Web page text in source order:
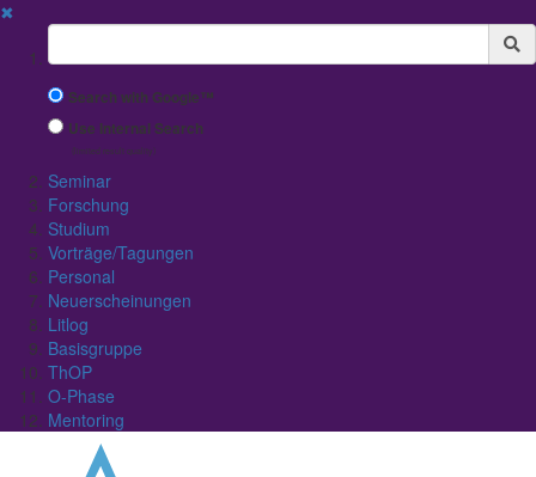
✖
Suchbegriff
Search with Google™
Use Internal Search
(limited result quality)
Seminar
Forschung
Studium
Vorträge/Tagungen
Personal
Neuerscheinungen
Litlog
Basisgruppe
ThOP
O-Phase
Mentoring